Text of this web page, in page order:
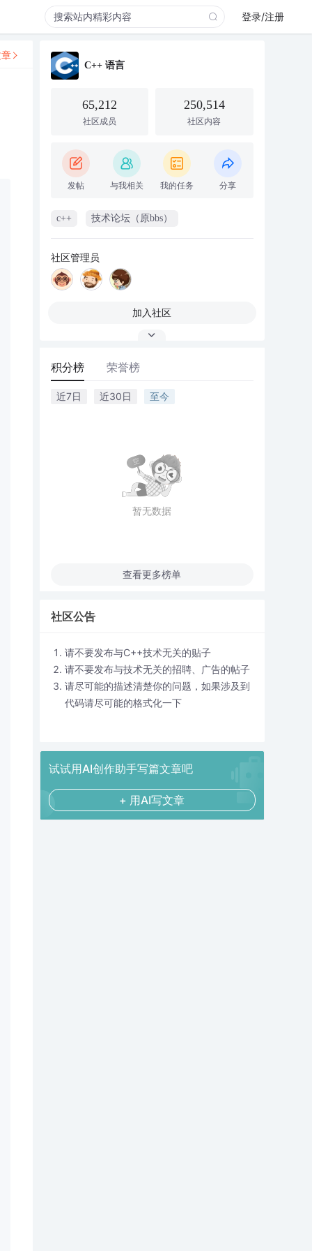
登录/注册
C++ 语言
65,212
社区成员
250,514
社区内容
发帖 与我相关 我的任务 分享
c++ 技术论坛（原bbs）
社区管理员
加入社区
积分榜 荣誉榜
近7日 近30日 至今
暂无数据
查看更多榜单
社区公告
请不要发布与C++技术无关的贴子
请不要发布与技术无关的招聘、广告的帖子
请尽可能的描述清楚你的问题，如果涉及到
代码请尽可能的格式化一下
试试用AI创作助手写篇文章吧
+ 用AI写文章